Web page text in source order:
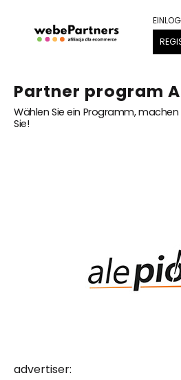
Partner program
Wählen Sie ein Programm,
Sie!
advertiser: